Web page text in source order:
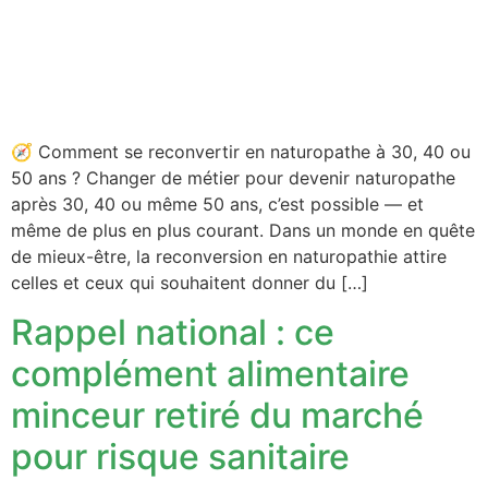
🧭 Comment se reconvertir en naturopathe à 30, 40 ou
50 ans ? Changer de métier pour devenir naturopathe
après 30, 40 ou même 50 ans, c’est possible — et
même de plus en plus courant. Dans un monde en quête
de mieux-être, la reconversion en naturopathie attire
celles et ceux qui souhaitent donner du […]
Rappel national : ce
complément alimentaire
minceur retiré du marché
pour risque sanitaire